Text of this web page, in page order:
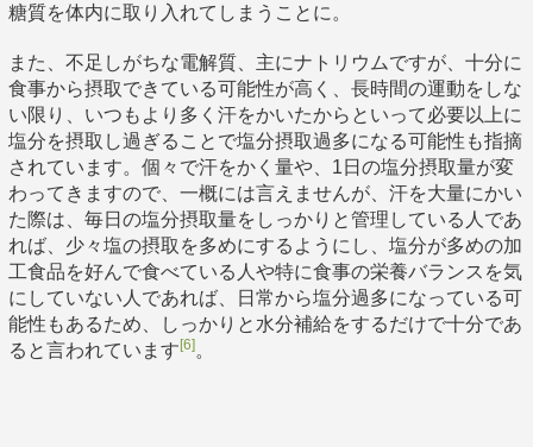
糖質を体内に取り入れてしまうことに。
また、不足しがちな電解質、主にナトリウムですが、十分に
食事から摂取できている可能性が高く、長時間の運動をしな
い限り、いつもより多く汗をかいたからといって必要以上に
塩分を摂取し過ぎることで塩分摂取過多になる可能性も指摘
されています。個々で汗をかく量や、1日の塩分摂取量が変
わってきますので、一概には言えませんが、汗を大量にかい
た際は、毎日の塩分摂取量をしっかりと管理している人であ
れば、少々塩の摂取を多めにするようにし、塩分が多めの加
工食品を好んで食べている人や特に食事の栄養バランスを気
にしていない人であれば、日常から塩分過多になっている可
能性もあるため、しっかりと水分補給をするだけで十分であ
ると言われています [6]。